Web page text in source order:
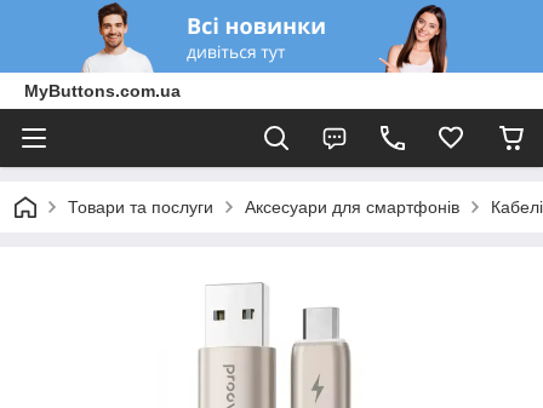
MyButtons.com.ua
Товари та послуги Аксесуари для смартфонів